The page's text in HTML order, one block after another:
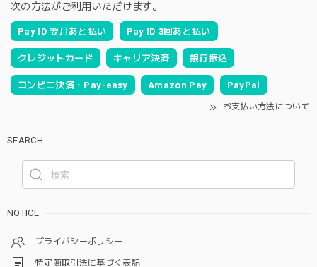
次の方法がご利用いただけます。
Pay ID 翌月あと払い Pay ID 3回あと払い
クレジットカード キャリア決済 銀行振込
コンビニ決済・Pay-easy Amazon Pay PayPal
お支払い方法について
SEARCH
NOTICE
プライバシーポリシー
特定商取引法に基づく表記